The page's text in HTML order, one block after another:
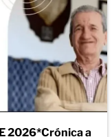
2026*Crónica a